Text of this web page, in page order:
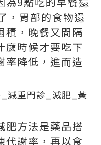
，胃部的食物還
積，晚餐又間隔
麼時候才要吃下
率降低，進而造
肥方法是藥品搭
代謝率，再以食